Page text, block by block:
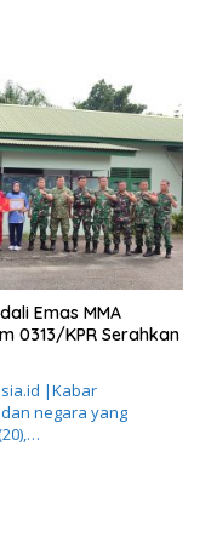
Emas MMA
0313/KPR Serahkan
|Kabar
negara yang